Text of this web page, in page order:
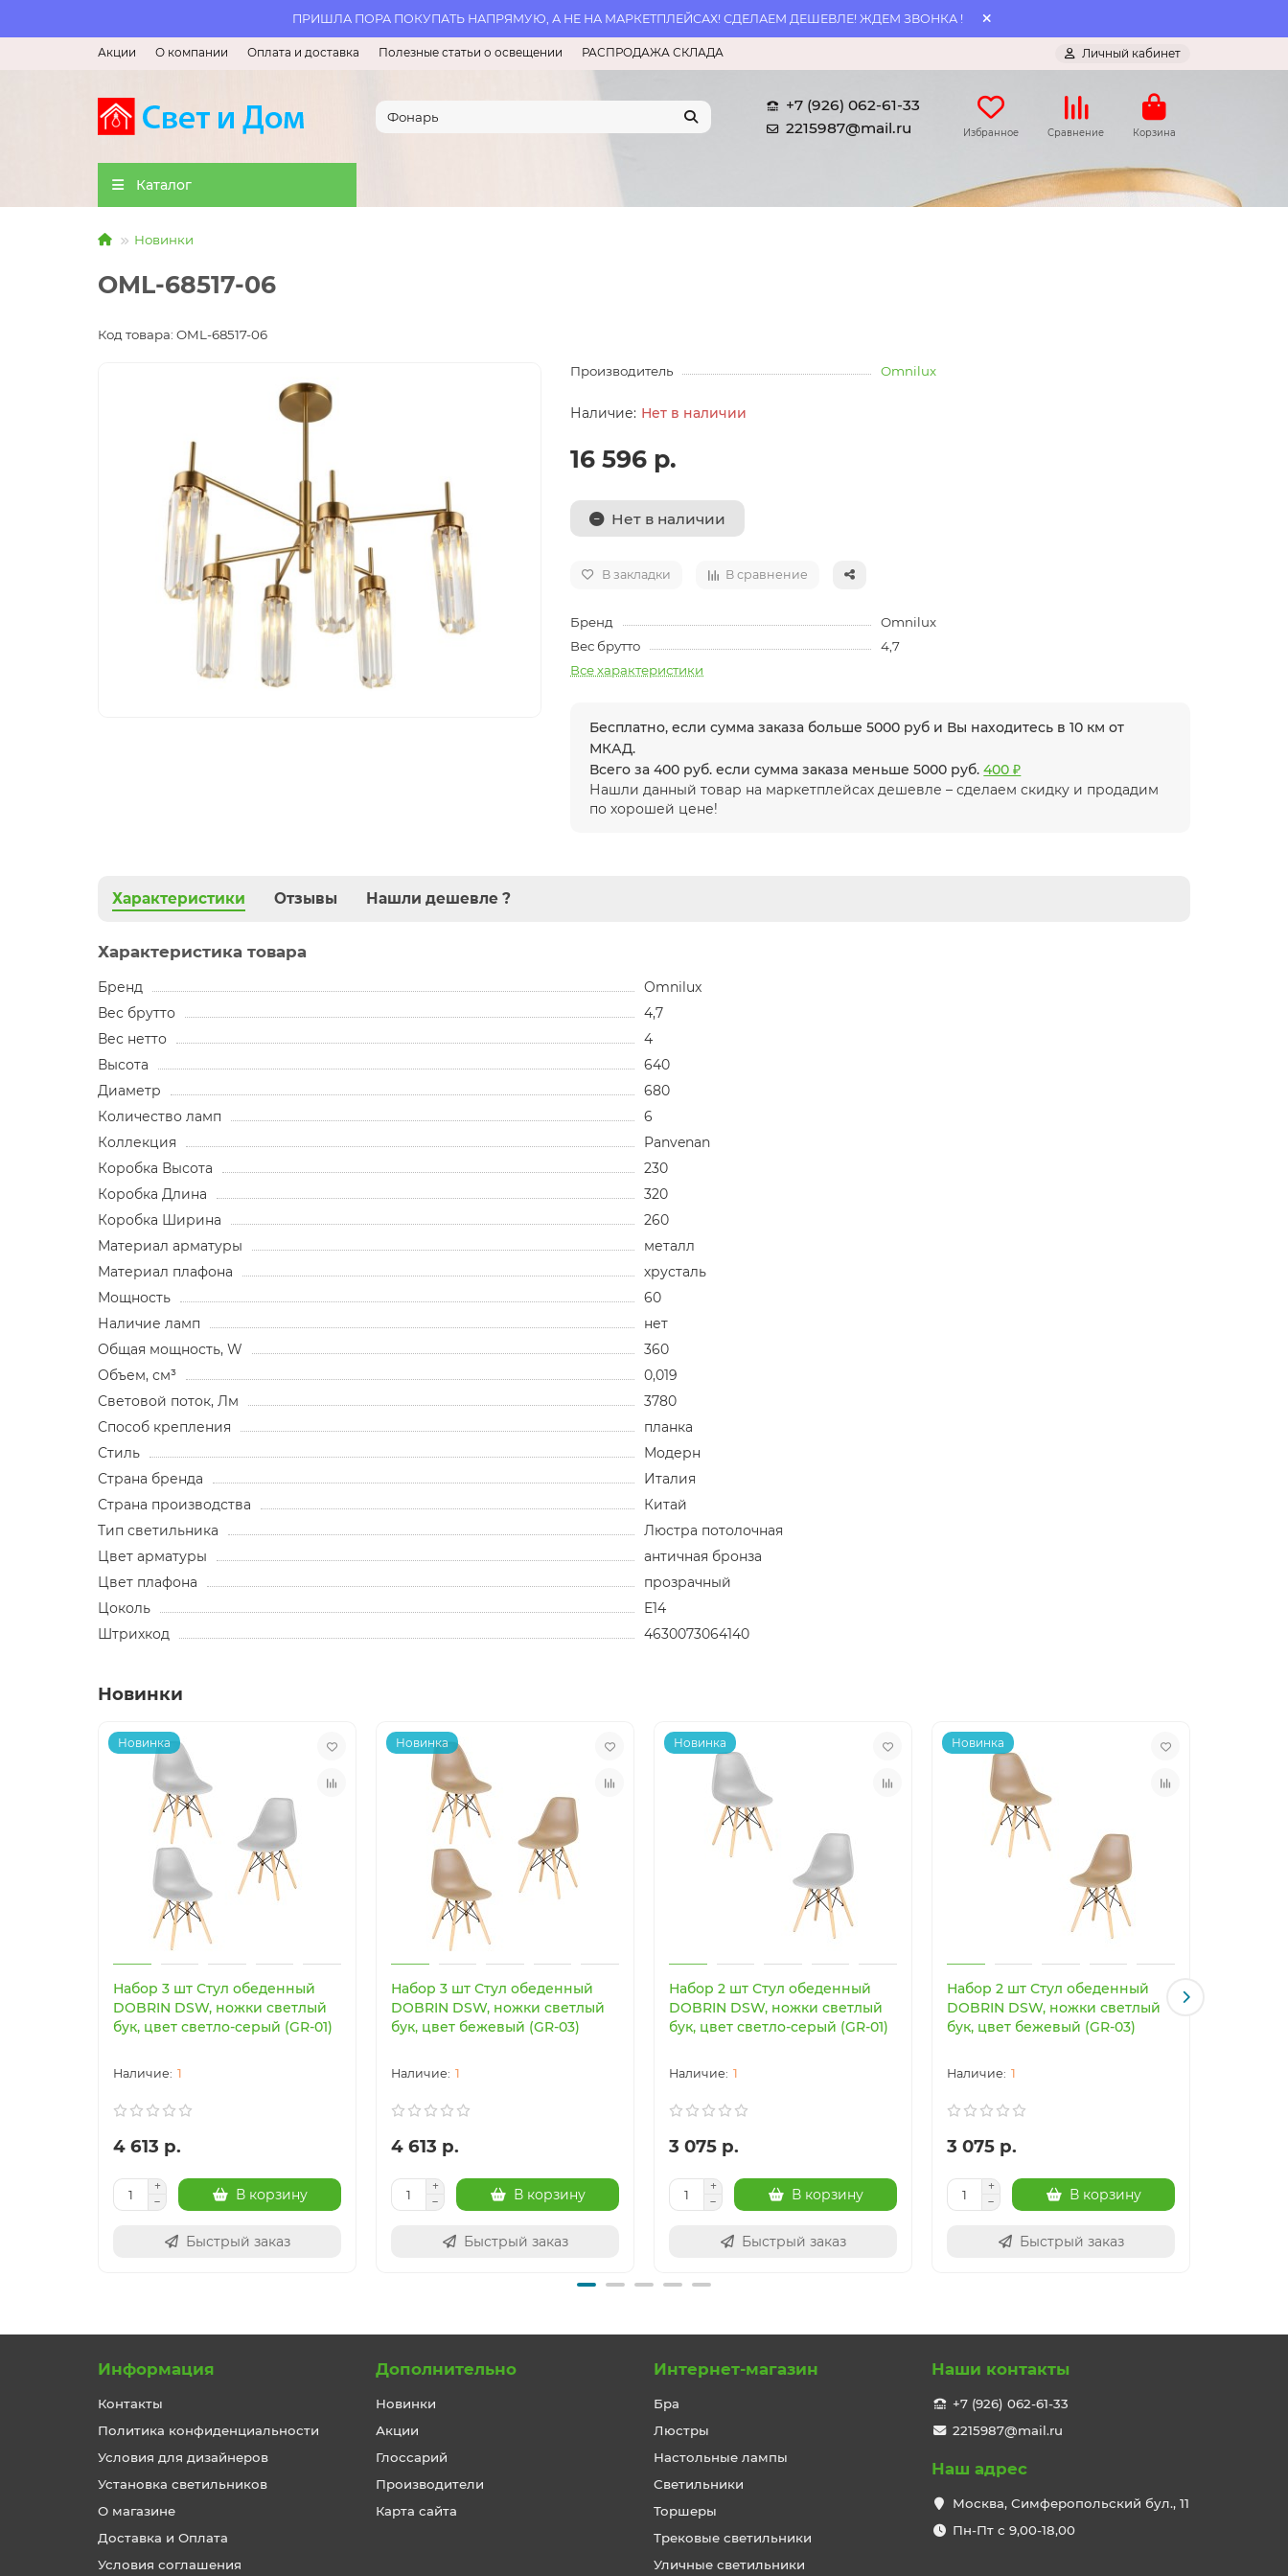
ПРИШЛА ПОРА ПОКУПАТЬ НАПРЯМУЮ, А НЕ НА МАРКЕТПЛЕЙСАХ! СДЕЛАЕМ ДЕШЕВЛЕ! ЖДЕМ ЗВОНКА !
Акции О компании Оплата и доставка Полезные статьи о освещении РАСПРОДАЖА СКЛАДА Личный кабинет
+7 (926) 062-61-33
2215987@mail.ru
Избранное Сравнение Корзина
Каталог
Новинки
OML-68517-06
Код товара: OML-68517-06
Производитель Omnilux
Нет в наличии
16 596 р.
Нет в наличии
В закладки В сравнение
Бренд
Omnilux
Вес брутто
4,7
Все характеристики
Бесплатно, если сумма заказа больше 5000 руб и Вы находитесь в 10 км от
МКАД.
Всего за 400 руб. если сумма заказа меньше 5000 руб.400 ₽
Нашли данный товар на маркетплейсах дешевле – сделаем скидку и продадим
по хорошей цене!
Характеристики Отзывы Нашли дешевле ?
Характеристика товара
Бренд
Omnilux
Вес брутто
4,7
Вес нетто
4
Высота
640
Диаметр
680
Количество ламп
6
Коллекция
Panvenan
Коробка Высота
230
Коробка Длина
320
Коробка Ширина
260
Материал арматуры
металл
Материал плафона
хрусталь
Мощность
60
Наличие ламп
нет
Общая мощность, W
360
Объем, см³
0,019
Световой поток, Лм
3780
Способ крепления
планка
Стиль
Модерн
Страна бренда
Италия
Страна производства
Китай
Тип светильника
Люстра потолочная
Цвет арматуры
античная бронза
Цвет плафона
прозрачный
Цоколь
E14
Штрихкод
4630073064140
Новинки
Новинка
Набор 3 шт Стул обеденный
DOBRIN DSW, ножки светлый
бук, цвет светло-серый (GR-01)
1
4 613 р.
В корзину
Быстрый заказ
Новинка
Набор 3 шт Стул обеденный
DOBRIN DSW, ножки светлый
бук, цвет бежевый (GR-03)
1
4 613 р.
В корзину
Быстрый заказ
Новинка
Набор 2 шт Стул обеденный
DOBRIN DSW, ножки светлый
бук, цвет светло-серый (GR-01)
1
3 075 р.
В корзину
Быстрый заказ
Новинка
Набор 2 шт Стул обеденный
DOBRIN DSW, ножки светлый
бук, цвет бежевый (GR-03)
1
3 075 р.
В корзину
Быстрый заказ
Информация
Контакты
Политика конфиденциальности
Условия для дизайнеров
Установка светильников
О магазине
Доставка и Оплата
Условия соглашения
Дополнительно
Новинки
Акции
Глоссарий
Производители
Карта сайта
Интернет-магазин
Бра
Люстры
Настольные лампы
Светильники
Торшеры
Трековые светильники
Уличные светильники
Наши контакты
+7 (926) 062-61-33
2215987@mail.ru
Наш адрес
Москва, Симферопольский бул., 11
Пн-Пт с 9,00-18,00